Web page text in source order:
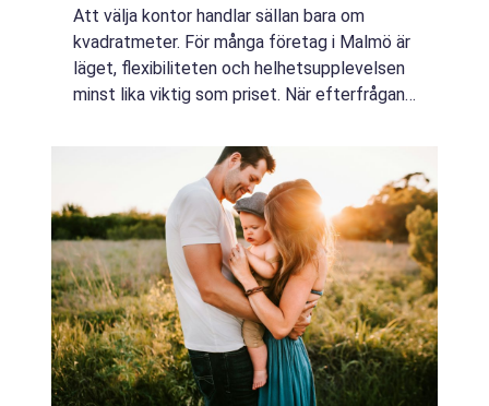
Att välja kontor handlar sällan bara om
kvadratmeter. För många företag i Malmö är
läget, flexibiliteten och helhetsupplevelsen
minst lika viktig som priset. När efterfrågan
det också viktigare att veta vad...